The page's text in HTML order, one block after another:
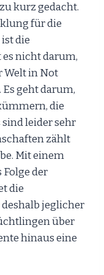
kurz gedacht.
für die
die
nicht darum,
Welt in Not
geht darum,
die
sind leider sehr
zählt
Mit einem
der
die
jeglicher
über
hinaus eine